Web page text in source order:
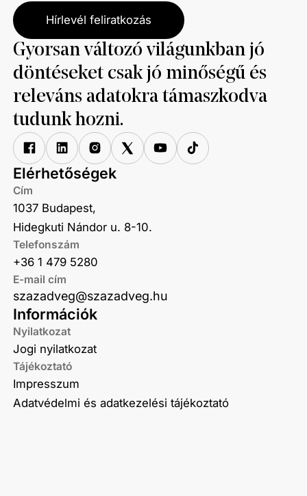
Hírlevél feliratkozás
Gyorsan változó világunkban jó
döntéseket csak jó minőségű és
releváns adatokra támaszkodva
tudunk hozni.
Információk
Nyilatkozat
Jogi nyilatkozat
Tájékoztató
Impresszum
Adatvédelmi és adatkezelési tájékoztató
Elérhetőségek
Cím
1037 Budapest,
Hidegkuti Nándor u. 8-10.
Telefonszám
+36 1 479 5280
E-mail cím
szazadveg@szazadveg.hu